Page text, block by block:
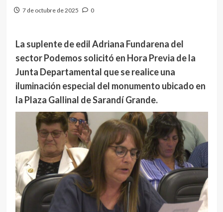
7 de octubre de 2025 0
La suplente de edil Adriana Fundarena del
sector Podemos solicitó en Hora Previa de la
Junta Departamental que se realice una
iluminación especial del monumento ubicado en
la Plaza Gallinal de Sarandí Grande.